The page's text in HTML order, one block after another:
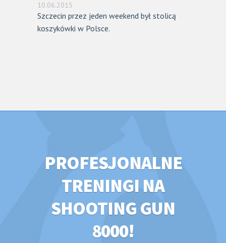
10.06.2015
Szczecin przez jeden weekend był stolicą
koszykówki w Polsce.
PROFESJONALNE
TRENINGI NA
SHOOTING GUN
8000!